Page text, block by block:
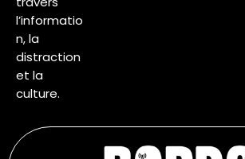
l’informatio
n, la
distraction
et la
culture.